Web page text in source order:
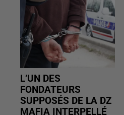
L’UN DES
FONDATEURS
SUPPOSÉS DE LA DZ
MAFIA INTERPELLÉ